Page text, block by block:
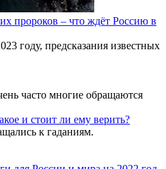
пророков – что ждёт Россию в
году, предсказания известных
часто многие обращаются
и стоит ли ему верить?
к гаданиям.